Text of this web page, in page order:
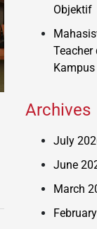
Objektif
Teacher
Kampus
Archives
July
June
March